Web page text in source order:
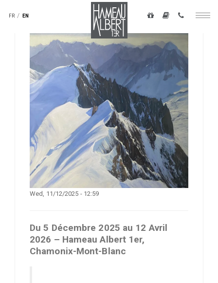
FR EN
secondaire
-
top
droite
Wed, 11/12/2025 - 12:59
Du 5 Décembre 2025 au 12 Avril
2026 – Hameau Albert 1er,
Chamonix-Mont-Blanc